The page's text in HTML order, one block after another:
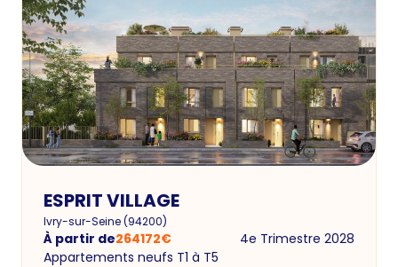
ESPRIT VILLAGE
Ivry-sur-Seine(94200)
À partir de264172€
4e Trimestre 2028
Appartements neufs T1 à T5